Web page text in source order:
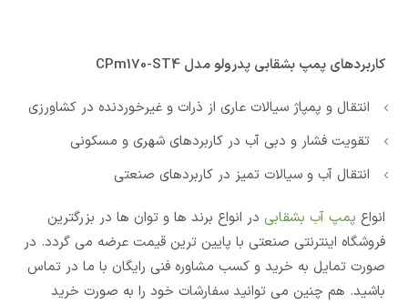
کاربردهای پمپ بشقابی پدرولو مدل CPm170-ST4
انتقال و پمپاژ سیالات عاری از ذرات و غیرخوردنده در کشاورزی
تقویت فشار و دبی آب در کاربردهای شهری و مسکونی
انتقال آب و سیالات تمیز در کاربردهای صنعتی
انواع پمپ آب بشقابی در انواع برند ها و توان ها در بزرگترین
فروشگاه اینترنتی صنعتی با پایین ترین قیمت عرضه می گردد. در
صورت تمایل به خرید و کسب مشاوره فنی رایگان با ما در تماس
باشید. هم چنین می توانید سفارشات خود را به صورت خرید